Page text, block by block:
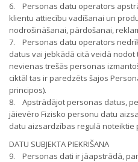
6. Personas datu operators
klientu attiecību vadīšanai un
nodrošināšanai, pārdošanai,
7. Personas datu operators
datus vai jebkādā citā veidā
nevienas trešās personas
ciktāl tas ir paredzēts šajos
principos).
8. Apstrādājot personas datus,
jāievēro Fizisko personu datu
datu aizsardzības regulā noteiktie
DATU SUBJEKTA PIEKRIŠANA
9. Personas dati ir jāapstrādā,